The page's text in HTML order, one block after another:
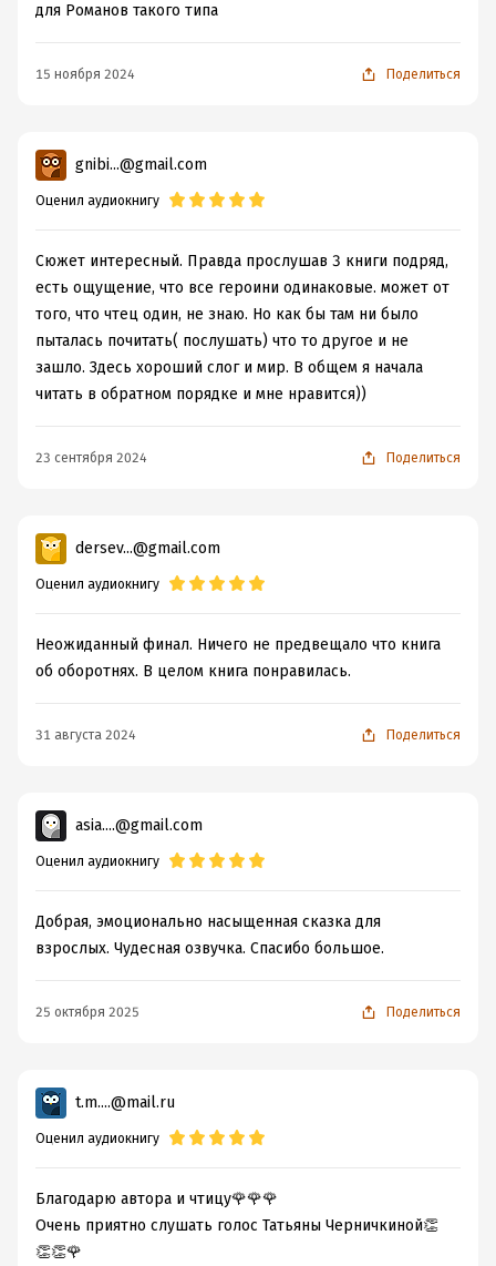
для Романов такого типа
15 ноября 2024 Поделиться
gnibi...@gmail.com
Оценил аудиокнигу
Сюжет интересный. Правда прослушав 3 книги подряд,
есть ощущение, что все героини одинаковые. может от
того, что чтец один, не знаю. Но как бы там ни было
пыталась почитать( послушать) что то другое и не
зашло. Здесь хороший слог и мир. В общем я начала
читать в обратном порядке и мне нравится))
23 сентября 2024 Поделиться
dersev...@gmail.com
Оценил аудиокнигу
Неожиданный финал. Ничего не предвещало что книга
об оборотнях. В целом книга понравилась.
31 августа 2024 Поделиться
asia....@gmail.com
Оценил аудиокнигу
Добрая, эмоционально насыщенная сказка для
взрослых. Чудесная озвучка. Спасибо большое.
25 октября 2025 Поделиться
t.m....@mail.ru
Оценил аудиокнигу
Благодарю автора и чтицу🌹🌹🌹
Очень приятно слушать голос Татьяны Черничкиной👏
👏👏🌹